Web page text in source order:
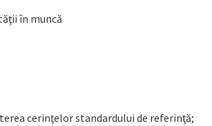
în muncă
cerinţelor standardului de referinţă;